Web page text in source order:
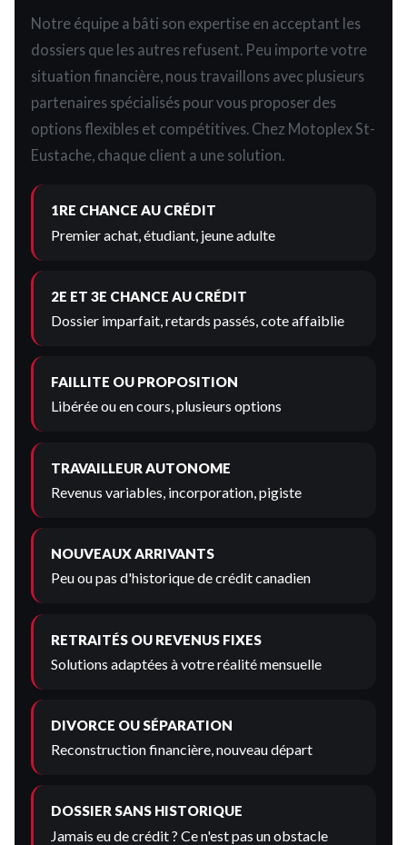
Notre équipe a bâti son expertise en acceptant les
dossiers que les autres refusent. Peu importe votre
situation financière, nous travaillons avec plusieurs
partenaires spécialisés pour vous proposer des
options flexibles et compétitives. Chez Motoplex St-
Eustache, chaque client a une solution.
1RE CHANCE AU CRÉDIT
Premier achat, étudiant, jeune adulte
2E ET 3E CHANCE AU CRÉDIT
Dossier imparfait, retards passés, cote affaiblie
FAILLITE OU PROPOSITION
Libérée ou en cours, plusieurs options
TRAVAILLEUR AUTONOME
Revenus variables, incorporation, pigiste
NOUVEAUX ARRIVANTS
Peu ou pas d'historique de crédit canadien
RETRAITÉS OU REVENUS FIXES
Solutions adaptées à votre réalité mensuelle
DIVORCE OU SÉPARATION
Reconstruction financière, nouveau départ
DOSSIER SANS HISTORIQUE
Jamais eu de crédit ? Ce n'est pas un obstacle